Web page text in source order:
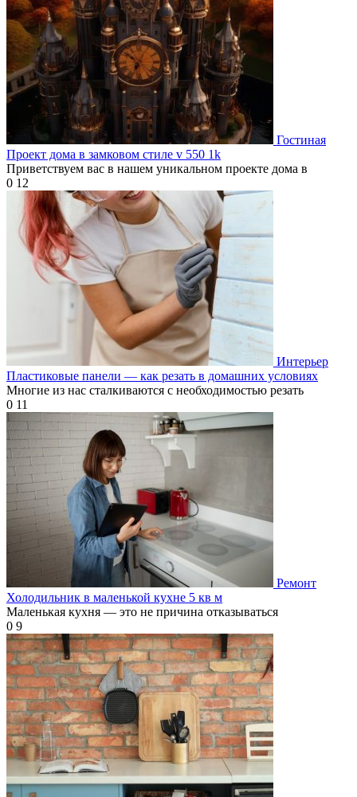
Гостиная
Проект дома в замковом стиле v 550 1k
Приветствуем вас в нашем уникальном проекте дома в
0 12
Интерьер
Пластиковые панели — как резать в домашних условиях
Многие из нас сталкиваются с необходимостью резать
0 11
Ремонт
Холодильник в маленькой кухне 5 кв м
Маленькая кухня — это не причина отказываться
0 9